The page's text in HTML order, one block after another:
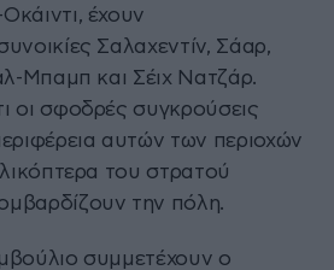
έχουν
Σαλαχεντίν, Σάαρ,
Μπαμπ και Σέιχ Νατζάρ.
οι σφοδρές συγκρούσεις
αυτών των περιοχών
του στρατού
την πόλη.
συμμετέχουν ο